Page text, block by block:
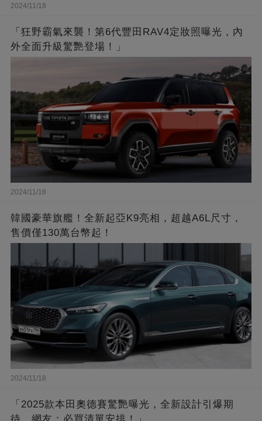
2024/11/18
「狂野霸氣來襲！第6代豐田RAV4定妝照曝光，內
外全面升級驚艷登場！」
2024/11/18
韓國豪華旗艦！全新起亞K9亮相，超越A6L尺寸，
售價僅130萬台幣起！
2024/11/18
「2025款本田奧德賽驚艷曝光，全新設計引爆期